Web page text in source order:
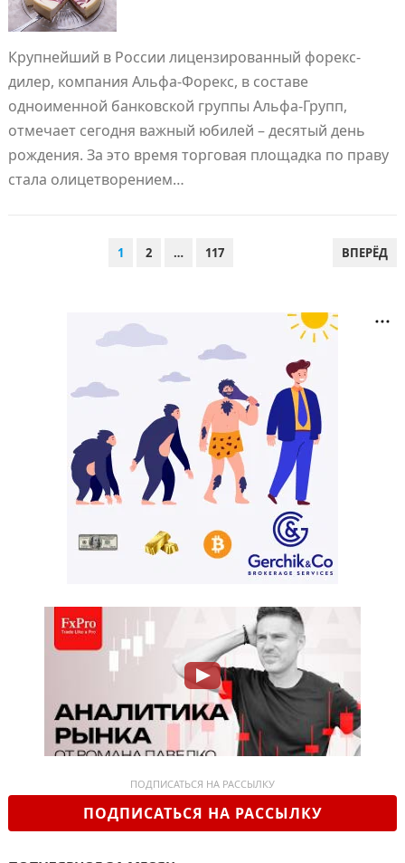
Крупнейший в России лицензированный форекс-
дилер, компания Альфа-Форекс, в составе
одноименной банковской группы Альфа-Групп,
отмечает сегодня важный юбилей – десятый день
рождения. За это время торговая площадка по праву
стала олицетворением…
1 2 … 117 ВПЕРЁД
ПОДПИСАТЬСЯ НА РАССЫЛКУ
ПОДПИСАТЬСЯ НА РАССЫЛКУ